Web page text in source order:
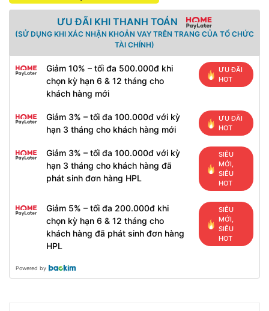
ƯU ĐÃI KHI THANH TOÁN
(SỬ DỤNG KHI XÁC NHẬN KHOẢN VAY TRÊN TRANG CỦA TỔ CHỨC
TÀI CHÍNH)
Giảm 10% – tối đa 500.000đ khi
chọn kỳ hạn 6 & 12 tháng cho
khách hàng mới
ƯU ĐÃI
HOT
Giảm 3% – tối đa 100.000đ với kỳ
hạn 3 tháng cho khách hàng mới
ƯU ĐÃI
HOT
Giảm 3% – tối đa 100.000đ với kỳ
hạn 3 tháng cho khách hàng đã
phát sinh đơn hàng HPL
SIÊU
MỚI,
SIÊU
HOT
Giảm 5% – tối đa 200.000đ khi
chọn kỳ hạn 6 & 12 tháng cho
khách hàng đã phát sinh đơn hàng
HPL
SIÊU
MỚI,
SIÊU
HOT
Powered by